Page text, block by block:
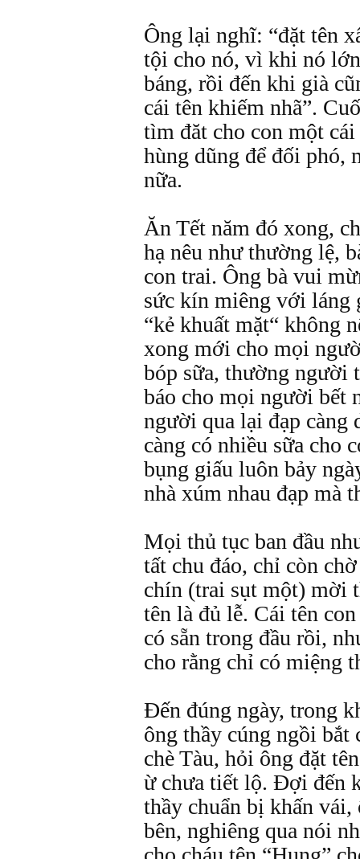
Ông lại nghĩ: “đặt tên
tội cho nó, vì khi nó
báng, rồi đến khi già
cái tên khiếm nhã”.
tìm đăt cho con một
hùng dũng để đối phó,
nữa.
Ăn Tết năm đó xong,
hạ nêu như thường lệ,
con trai. Ông bà vui
sức kín miêng với láng
“kẻ khuất mặt“ không
xong mới cho mọi
bóp sữa, thường người
báo cho mọi người bết
người qua lại đạp càng
càng có nhiều sữa cho
bụng giấu luôn bảy
nhà xúm nhau đạp mà
Mọi thủ tục ban đầu
tất chu đáo, chỉ còn
chín (trai sụt một) mời
tên là đủ lễ. Cái tên
có sẵn trong đầu rồi,
cho rằng chỉ có miệng
Đến đúng ngày, trong
ông thầy cúng ngồi bắt
chè Tàu, hỏi ông đặt
ừ chưa tiết lộ. Đợi đến
thầy chuẩn bị khấn
bên, nghiêng qua nói